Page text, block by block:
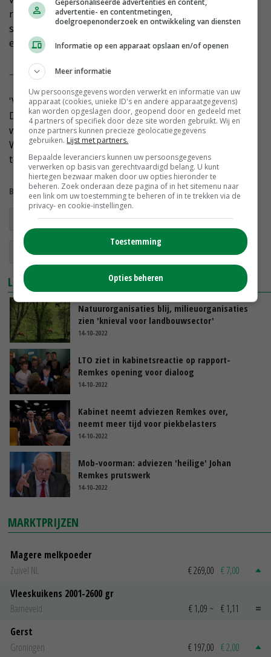
realiseren wij ons. Dit advies is dé kans om een nieuwe
start te maken op weg naar een goede balans tussen
economie en natuur.https://t.co/nCjwP2CIDy
— Christianne van der Wal-Zeggelink (@MinisterNenS)
'Vertrouwen herstellen kost tijd, dat realiseren wij ons.
Dit advies is de kans om een nieuwe start te maken op
weg naar de goede balans tussen economie en natuur.
Want boeren en zeker ook jonge boeren, hebben een
toekomst in Nederland', stelt ze.
Bekijk meer over:
stikstofoverleg piekbelasters Piet Adema
Christianne van der Wal
LEES OOK
Natuurorganisaties blij, milieuorganisaties
zien 'knieval voor landbouwsector'
14-10-2022
LTO ziet in kabinetsreactie op rapport-
Remkes opening voor dialoog
14-10-2022
Kabinet neemt adviezen Remkes over,
neemt meer tijd voor piekbelasters
14-10-2022
Mob-voorman: adviezen 'heilige' Johan
Remkes prutswerk
14-10-2022
MARKTPRIJZEN
Magere melkpoeder
Zuivel NL
€ 269,00 € 7,00
Vleeskuikens 2001-2600 gr
Barneveld
€ 1,09 ~ € 1,11
Gerst
Groningen
€ 197,00 € 2,00
advertentie- en contentmetingen,
doelgroepenonderzoek en ontwikkeling van diensten
Informatie op een apparaat opslaan en/of openen
Meer informatie
Uw persoonsgegevens worden verwerkt en informatie van uw
apparaat (cookies, unieke ID's en andere apparaatgegevens)
kan worden opgeslagen door, geopend door en gedeeld met
4 partners of specifiek door deze site worden gebruikt. Wij en
onze partners kunnen precieze geolocatiegegevens
gebruiken. Lijst met partners.
Bepaalde leveranciers kunnen uw persoonsgegevens
verwerken op basis van gerechtvaardigd belang. U kunt
hiertegen bezwaar maken door uw opties hieronder te
beheren. Zoek onderaan deze pagina of in het sitemenu naar
een link om uw toestemming te beheren of in te trekken via de
privacy- en cookie-instellingen.
Toestemming
Opties beheren